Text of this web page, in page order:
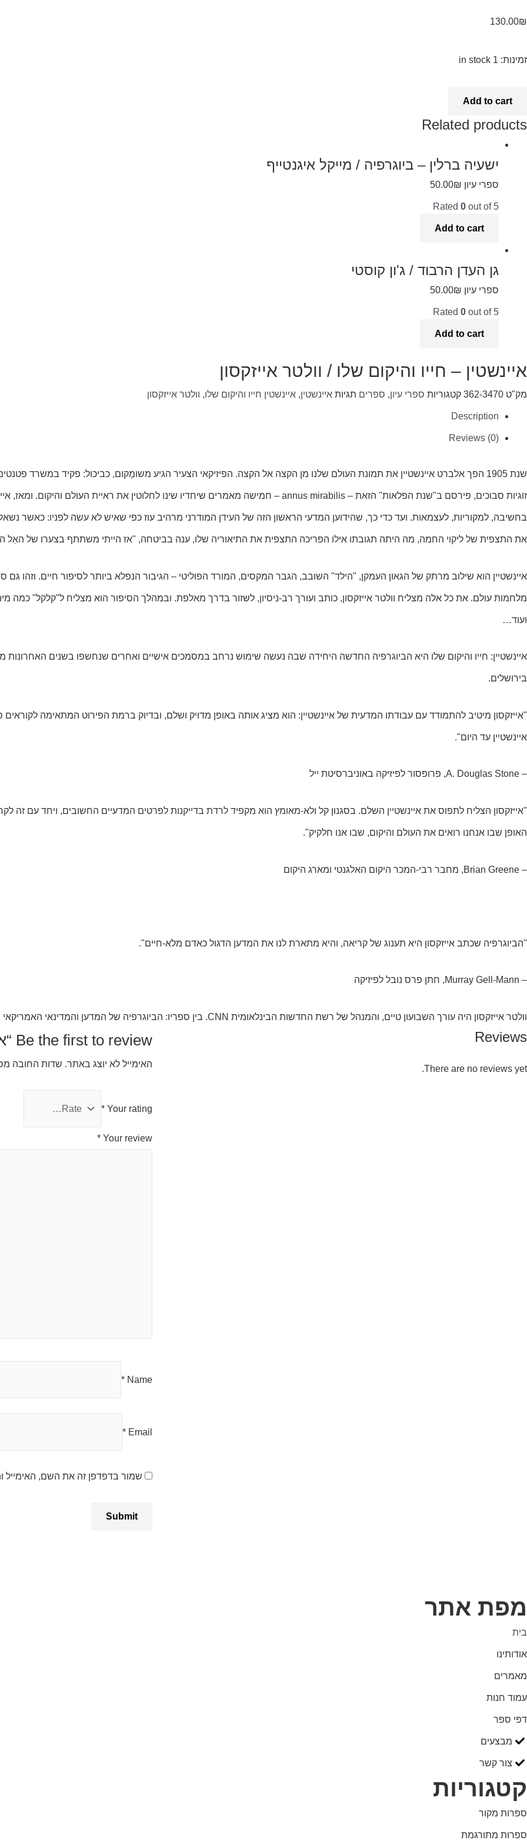
130.00₪
זמינות: 1 in stock
Add to cart
Related products
ישעיה ברלין – ביוגרפיה / מייקל איגנטייף
ספרי עיון 50.00₪
Rated 0 out of 5
Add to cart
גן העדן הרבוד / ג'ון קוסטי
ספרי עיון 50.00₪
Rated 0 out of 5
Add to cart
איינשטין – חייו והיקום שלו / וולטר אייזקסון
מק"ט 362-3470 קטגוריות ספרי עיון, ספרים תגיות איינשטין, איינשטין חייו והיקום שלו, וולטר אייזקסון
Description
Reviews (0)
שנת 1905 הפך אלברט איינשטיין את תמונת העולם שלנו מן הקצה אל הקצה. הפיזיקאי הצעיר הגיע משומָקום, כביכול: פקיד במשרד
בחשיבה, למקוריות, לעצמאות. ועד כדי כך, שהידוען המדעי הראשון הזה של העידן המודרני מרהיב עוז כפי שאיש לא עשה לפניו: כאשר
את התצפית של ליקוי החמה, מה היתה תגובתו אילו הפריכה התצפית את התיאוריה שלו, ענה בביטחה, "אז הייתי משתתף בצערו של האֵל
איינשטיין הוא שילוב מרתק של הגאון העמקן, "הילד" השובב, הגבר המקסים, המורד הפוליטי – הגיבור הנפלא ביותר לסיפור חיים. וזהו גם
מלחמות עולם. את כל אלה מצליח וולטר אייזקסון, כותב ועורך רב-ניסיון, לשזור בדרך מאלפת. ובמהלך הסיפור הוא מצליח ל"קלקל" כמה
ועוד…
איינשטיין: חייו והיקום שלו היא הביוגרפיה החדשה היחידה שבה נעשה שימוש נרחב במסמכים אישיים ואחרים שנחשפו בשנים האחרונות
בירושלים.
"אייזקסון מיטיב להתמודד עם עבודתו המדעית של איינשטיין: הוא מציג אותה באופן מדויק ושלם, ובדיוק ברמת הפירוט המתאימה
איינשטיין עד היום".
– A. Douglas Stone, פרופסור לפיזיקה באוניברסיטת ייל
"אייזקסון הצליח לתפוס את איינשטיין השלם. בסגנון קל ולא-מאומץ הוא מקפיד לרדת בדייקנות לפרטים המדעיים החשובים, ויחד עם זה
האופן שבו אנחנו רואים את העולם והיקום, שבו אנו חלקיק".
– Brian Greene, מחבר רבי-המכר היקום האלגנטי ומארג היקום
"הביוגרפיה שכתב אייזקסון היא תענוג של קריאה, והיא מתארת לנו את המדען הדגול כאדם מלא-חיים".
– Murray Gell-Mann, חתן פרס נובל לפיזיקה
וולטר אייזקסון היה עורך השבועון טיים, והמנהל של רשת החדשות הבינלאומית CNN. בין ספריו: הביוגרפיה של המדען והמדינאי האמריקאי בנג'מין פרנקלין, והביוגרפיה של הנרי קיסינג'ר.
Reviews
There are no reviews yet.
Be the first to review “איינשטין – חייו והיקום שלו / וולטר אייזקסון”
האימייל לא יוצג באתר. שדות החובה
Your rating
*
Your review
*
Name
*
Email
*
שמור בדפדפן זה את השם,
מפת אתר
בית
אודותינו
מאמרים
עמוד חנות
דפי ספר
מבצעים
צור קשר
קטגוריות
ספרות מקור
ספרות מתורגמת